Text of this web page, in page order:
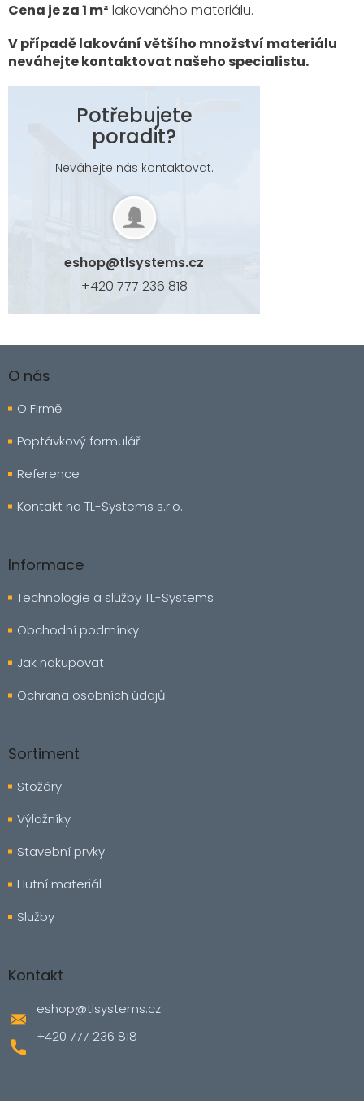
Cena je za 1 m² lakovaného materiálu.
V případě lakování většího množství materiálu
neváhejte kontaktovat našeho specialistu.
Potřebujete
poradit?
Neváhejte nás kontaktovat.
eshop@tlsystems.cz
+420 777 236 818
á
a
O nás
O Firmě
Poptávkový formulář
Reference
Kontakt na TL-Systems s.r.o.
Informace
Technologie a služby TL-Systems
Obchodní podmínky
Jak nakupovat
Ochrana osobních údajů
Sortiment
Stožáry
Výložníky
Stavební prvky
Hutní materiál
Služby
Kontakt
eshop@tlsystems.cz
+420 777 236 818